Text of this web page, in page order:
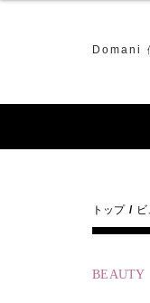
Domani
トップ
BEAUTY